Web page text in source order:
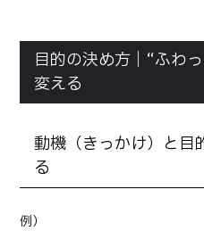
目的の決め方｜“ふわ
変える
動機（きっかけ）と目
る
例）